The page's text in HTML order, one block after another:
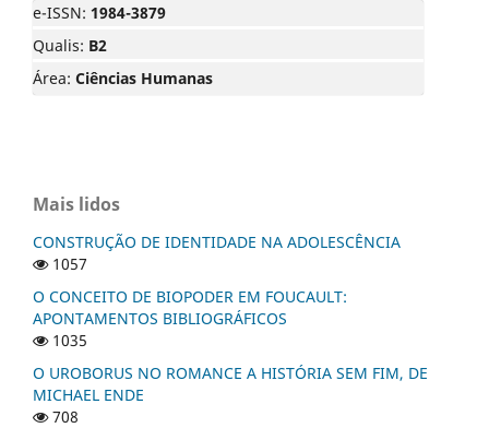
e-ISSN: 1984-3879
Qualis: B2
Área: Ciências Humanas
Mais lidos
CONSTRUÇÃO DE IDENTIDADE NA ADOLESCÊNCIA
1057
O CONCEITO DE BIOPODER EM FOUCAULT:
APONTAMENTOS BIBLIOGRÁFICOS
1035
O UROBORUS NO ROMANCE A HISTÓRIA SEM FIM, DE
MICHAEL ENDE
708